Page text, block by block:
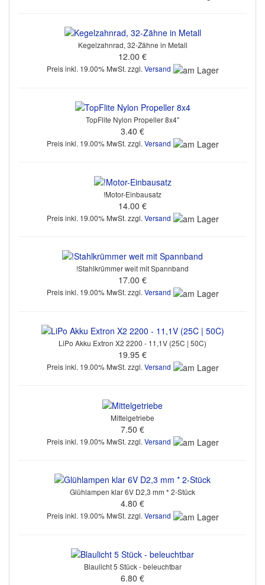
Kegelzahnrad, 32-Zähne in Metall
12.00 €
Preis inkl. 19.00% MwSt. zzgl. Versand
TopFlite Nylon Propeller 8x4"
3.40 €
Preis inkl. 19.00% MwSt. zzgl. Versand
!Motor-Einbausatz
14.00 €
Preis inkl. 19.00% MwSt. zzgl. Versand
!Stahlkrümmer weit mit Spannband
17.00 €
Preis inkl. 19.00% MwSt. zzgl. Versand
LiPo Akku Extron X2 2200 - 11,1V (25C | 50C)
19.95 €
Preis inkl. 19.00% MwSt. zzgl. Versand
Mittelgetriebe
7.50 €
Preis inkl. 19.00% MwSt. zzgl. Versand
Glühlampen klar 6V D2,3 mm * 2-Stück
4.80 €
Preis inkl. 19.00% MwSt. zzgl. Versand
Blaulicht 5 Stück - beleuchtbar
6.80 €